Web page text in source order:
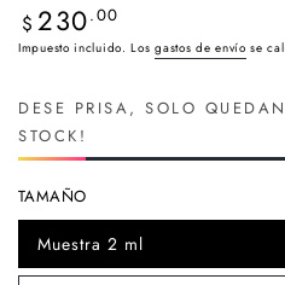
Precio
regular
$ 230.00
Impuesto incluido. Losgastos de envío se
DESE PRISA, SOLO
STOCK!
TAMAÑO
Muestra 2 ml
Variante
agotada